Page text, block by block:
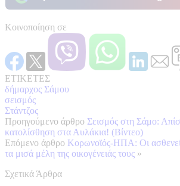
Κοινοποίηση σε
ΕΤΙΚΕΤΕΣ
δήμαρχος Σάμου
σεισμός
Στάντζος
Προηγούμενο άρθρο Σεισμός στη Σάμο:
κατολίσθηση στα Αυλάκια! (Βίντεο)
Επόμενο άρθρο Κορωνοϊός-ΗΠΑ: Οι
τα μισά μέλη της οικογένειάς τους »
Σχετικά Άρθρα